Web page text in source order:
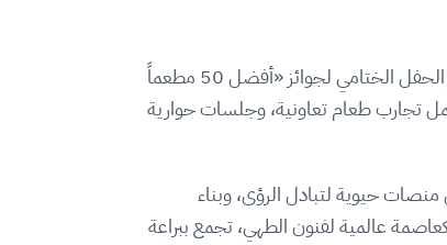
في الثالث من فبراير 2026، ستكون أبوظبي وجهة لنخبة الطهاة، وأصحاب المطاعم، وقادة قطاع الضيافة في المنطقة، لحضور الحفل الختامي لجوائز «أفضل 50 مطعماً
هذا الحفل تتويجاً لأسبوع حافل بالفعاليات الملهمة (من 31 يناير حتى 5 فبراير)، تشمل تجارب طعام تعاونية، وجلسات حوارية
لقاءات اجتماعية، بل هي منصات حيوية لتبادل الرؤى، وبناء
عالمية لفنون الطهي، تجمع ببراعة